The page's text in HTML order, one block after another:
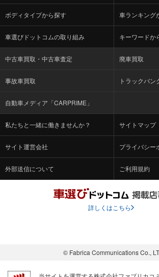
ボディタイプから探す 車ランキング
車選びドットコムの取り組み キーワードか
中古車買取・中古車査定 廃車買取
事故車買取 トラックバン
自動車メディア「CARPRIME」
私たちと一緒に働きませんか？ サイトマップ
サイト運営会社 プライバシー
外部送信について ご利用規約
詳しくはこちら
© Fabrica Communications Co.,